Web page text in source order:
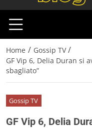
Home / Gossip TV /
GF Vip 6, Delia Duran si
sbagliato”
Gossip TV
GF Vip 6, Delia